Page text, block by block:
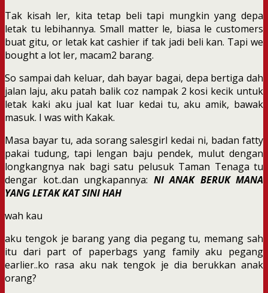
Tak kisah ler, kita tetap beli tapi mungkin yang depa
letak tu lebihannya. Small matter le, biasa le customers
buat gitu, or letak kat cashier if tak jadi beli kan. Tapi we
bought a lot ler, macam2 barang.
So sampai dah keluar, dah bayar bagai, depa bertiga dah
jalan laju, aku patah balik coz nampak 2 kosi kecik untuk
letak kaki aku jual kat luar kedai tu, aku amik, bawak
masuk. I was with Kakak.
Masa bayar tu, ada sorang salesgirl kedai ni, badan fatty
pakai tudung, tapi lengan baju pendek, mulut dengan
longkangnya nak bagi satu pelusuk Taman Tenaga tu
dengar kot..dan ungkapannya: NI ANAK BERUK MANA
YANG LETAK KAT SINI HAH
wah kau
aku tengok je barang yang dia pegang tu, memang sah
itu dari part of paperbags yang family aku pegang
earlier..ko rasa aku nak tengok je dia berukkan anak
orang?